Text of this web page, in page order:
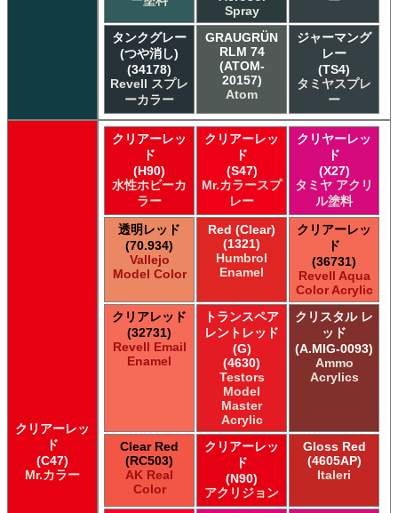
Spray
タンクグレー
(つや消し)
(34178)
Revell スプレ
ーカラー
GRAUGRÜN
RLM 74
(ATOM-
20157)
Atom
ジャーマング
レー
(TS4)
タミヤスプレ
ー
クリアーレッ
ド
(C47)
Mr.カラー
クリアーレッ
ド
(H90)
水性ホビーカ
ラー
クリアーレッ
ド
(S47)
Mr.カラースプ
レー
クリヤーレッ
ド
(X27)
タミヤ アクリ
ル塗料
透明レッド
(70.934)
Vallejo
Model Color
Red (Clear)
(1321)
Humbrol
Enamel
クリアーレッ
ド
(36731)
Revell Aqua
Color Acrylic
クリアレッド
(32731)
Revell Email
Enamel
トランスペア
レントレッド
(G)
(4630)
Testors
Model
Master
Acrylic
クリスタル レ
ッド
(A.MIG-0093)
Ammo
Acrylics
Clear Red
(RC503)
AK Real
Color
クリアーレッ
ド
(N90)
アクリジョン
Gloss Red
(4605AP)
Italeri